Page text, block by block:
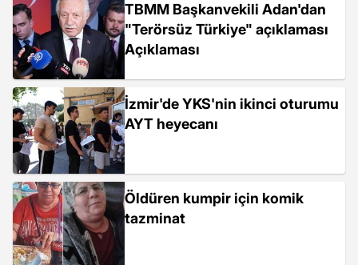
TBMM Başkanvekili Adan'dan
"Terörsüz Türkiye" açıklaması
Açıklaması
İzmir'de YKS'nin ikinci oturumu
AYT heyecanı
Öldüren kumpir için komik
tazminat